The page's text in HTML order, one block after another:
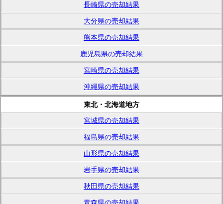
長崎県の売却結果
大分県の売却結果
熊本県の売却結果
鹿児島県の売却結果
宮崎県の売却結果
沖縄県の売却結果
東北・北海道地方
宮城県の売却結果
福島県の売却結果
山形県の売却結果
岩手県の売却結果
秋田県の売却結果